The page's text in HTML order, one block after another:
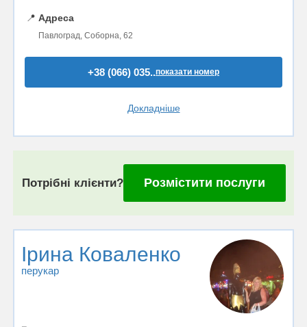
📍 Адреса
Павлоград, Соборна, 62
+38 (066) 035..показати номер
Докладніше
Потрібні клієнти? Розмістити послуги
Ірина Коваленко
перукар